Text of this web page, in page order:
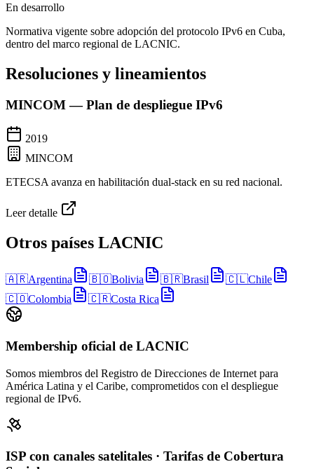
En desarrollo
Normativa vigente sobre adopción del protocolo IPv6 en Cuba,
dentro del marco regional de LACNIC.
Resoluciones y lineamientos
MINCOM — Plan de despliegue IPv6
2019
MINCOM
ETECSA avanza en habilitación dual-stack en su red nacional.
Leer detalle
Otros países LACNIC
🇦🇷Argentina 🇧🇴Bolivia 🇧🇷Brasil 🇨🇱Chile
🇨🇴Colombia 🇨🇷Costa Rica
Membership oficial de LACNIC
Somos miembros del Registro de Direcciones de Internet para
América Latina y el Caribe, comprometidos con el despliegue
regional de IPv6.
ISP con canales satelitales · Tarifas de Cobertura